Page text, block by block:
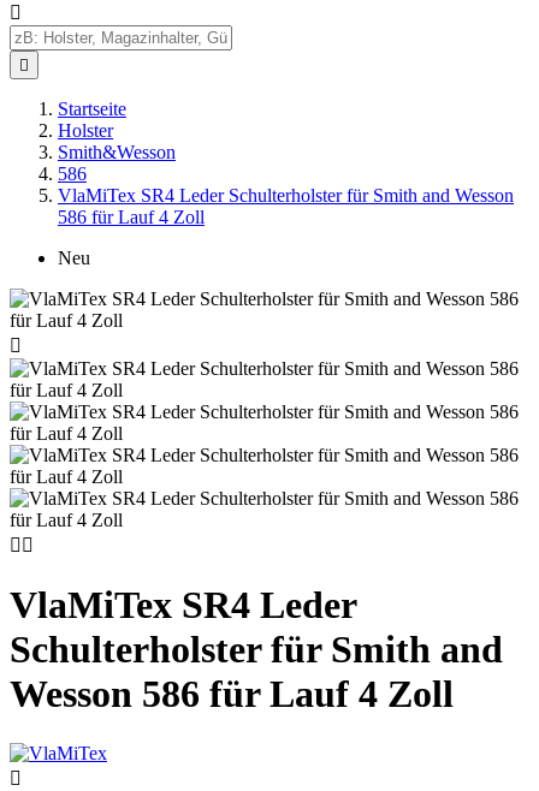


Startseite
Holster
Smith&Wesson
586
VlaMiTex SR4 Leder Schulterholster für Smith and Wesson
586 für Lauf 4 Zoll
Neu

 
VlaMiTex SR4 Leder
Schulterholster für Smith and
Wesson 586 für Lauf 4 Zoll
